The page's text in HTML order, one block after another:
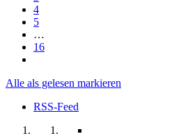
4
5
…
16
Alle als gelesen markieren
RSS-Feed